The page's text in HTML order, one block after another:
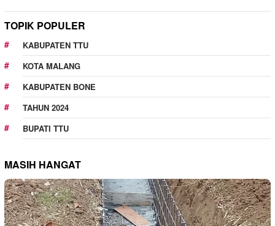
TOPIK POPULER
KABUPATEN TTU
KOTA MALANG
KABUPATEN BONE
TAHUN 2024
BUPATI TTU
MASIH HANGAT